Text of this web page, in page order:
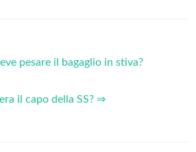
pesare il bagaglio in stiva?
il capo della SS? ⇒